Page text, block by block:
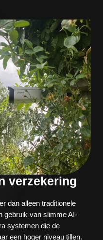
verzekering
dan alleen traditionele
gebruik van slimme AI-
systemen die de
een hoger niveau tillen.